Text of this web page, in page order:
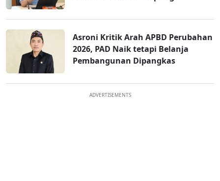
Asroni Kritik Arah APBD Perubahan
2026, PAD Naik tetapi Belanja
Pembangunan Dipangkas
ADVERTISEMENTS